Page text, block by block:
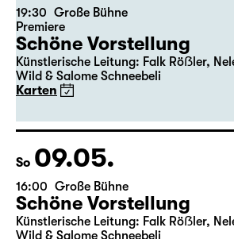
Sa 08.05.
19:30
Große Bühne
Premiere
Schöne Vorstellung
Künstlerische Leitung: Falk Röẞler,
Wild & Salome Schneebeli
Karten
So 09.05.